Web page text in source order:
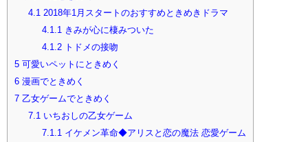
4.12018年1月スタートのおすすめときめきドラマ
4.1.1きみが心に棲みついた
4.1.2トドメの接吻
5 可愛いペットにときめく
6 漫画でときめく
7 乙女ゲームでときめく
7.1いちおしの乙女ゲーム
7.1.1イケメン革命◆アリスと恋の魔法 恋愛ゲーム